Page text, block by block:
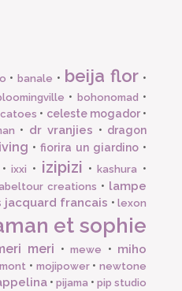
•banale • beija flor •
• bohonomad •
• celeste mogador•
• dr vranjies • dragon
• fiorira un giardino•
•ixxi • izipizi •kashura •
creations • lampe
jacquard francais •lexon
et sophie
meri •mewe • miho
• mojipower•newtone
• pijama • pip studio